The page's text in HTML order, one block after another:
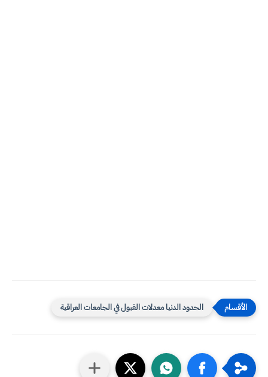
الحدود الدنيا معدلات القبول في الجامعات العراقية